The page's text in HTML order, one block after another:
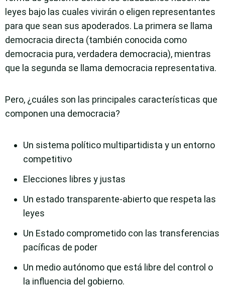
leyes bajo las cuales vivirán o eligen representantes
para que sean sus apoderados. La primera se llama
democracia directa (también conocida como
democracia pura, verdadera democracia), mientras
que la segunda se llama democracia representativa.
Pero, ¿cuáles son las principales características que
componen una democracia?
Un sistema político multipartidista y un entorno
competitivo
Elecciones libres y justas
Un estado transparente-abierto que respeta las
leyes
Un Estado comprometido con las transferencias
pacíficas de poder
Un medio autónomo que está libre del control o
la influencia del gobierno.